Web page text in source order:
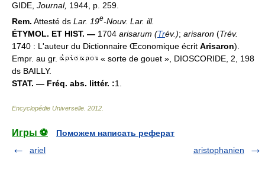
GIDE, Journal, 1944, p. 259.
Rem. Attesté ds Lar. 19e-Nouv. Lar. ill.
ÉTYMOL. ET HIST. — 1704 arisarum (Trév.); arisaron (Trév.
1740 : L'auteur du Dictionnaire Œconomique écrit Arisaron).
Empr. au gr.
« sorte de gouet », DIOSCORIDE, 2, 198
ds BAILLY.
STAT. — Fréq. abs. littér. :1.
Encyclopédie Universelle 2012
Игры ⚽
Поможем написать реферат
ariel
aristophanien